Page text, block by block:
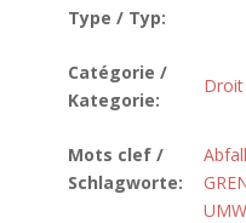
Type / Typ:
Catégorie /
Kategorie:
Mots clef /
Schlagworte:
Abfall